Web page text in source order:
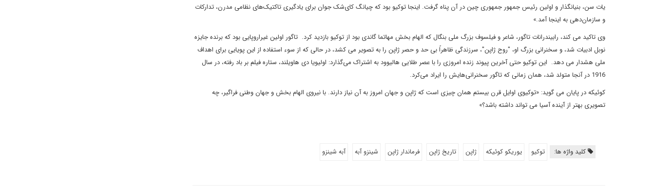
یات سن، بنیانگذار و اولین رئیس جمهور جمهوری چین در آن پناه گرفت. اینجا توکیو بود که چیانگ کای‌شک جوان برای یادگیری تاکتیک‌های نظامی مدرن، تدارکات
و سازمان‌دهی به اینجا آمد.»
وی تاکید می کند، رابیندرانات تاگور، شاعر و فیلسوف بزرگ ملی بنگال که الهام بخش مهاتما گاندی بود از توکیو بازدید کرد. تاگور اولین غیراروپایی بود که برنده جایزه
نوبل ادبیات شد، و سخنرانی بزرگ او، "روح ژاپن"، سرزندگی ظاهراً بی حد و حصر ژاپن را به تصویر می کشد، در حالی که از سوء استفاده از این پویایی برای اهداف
ملی هشدار می دهد. این توکیو حتی آخرین پیوند زنده امروزی را با عصر طلایی هالیوود به اشتراک می‌گذارد: اولیویا دی هاویلند، ستاره فیلم بر باد رفته، در سال
1916 در آنجا متولد شد، همان زمانی که تاگور سخنرانی‌هایش را ایراد می‌کرد.
کوئیکه در پایان می گوید: «توکیوی اوایل قرن بیستم همان چیزی است که ژاپن و جهان امروز به آن نیاز دارند. با نیروی الهام بخش و جهان وطنی فراگیر، چه
تصویری بهتر از آینده آسیا می تواند داشته باشد؟»
کلید واژه ها: توکیو یوریکو کوئیکه ژاپن تاریخ ژاپن فرماندار ژاپن شینزو آبه آبه شینزو